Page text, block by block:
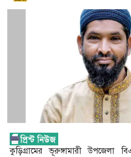
কুড়িগ্রামের ভূরুঙ্গামারী উপজেলা